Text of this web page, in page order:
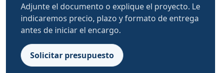
Adjunte el documento o explique el proyecto. Le
indicaremos precio, plazo y formato de entrega
antes de iniciar el encargo.
Solicitar presupuesto